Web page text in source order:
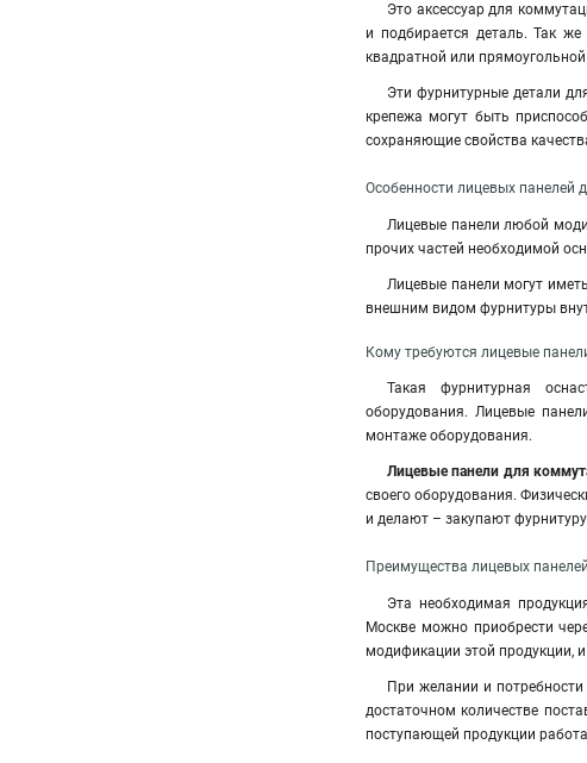
Это аксессуар для
и подбирается деталь. Так
квадратной или
Эти фурнитурные детали
крепежа могут быть
сохраняющие свойства
Особенности лицевых панелей
Лицевые панели любой
прочих частей необходимой
Лицевые панели могут
внешним видом фурнитуры
Кому требуются лицевые
Такая фурнитурная
оборудования. Лицевые
монтаже оборудования.
Лицевые панели для
своего оборудования.
и делают – закупают
Преимущества лицевых
Эта необходимая
Москве можно приобрести
модификации этой продукции, и
При желании и
достаточном количестве
поступающей продукции